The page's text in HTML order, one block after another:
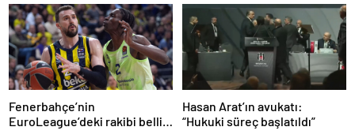
Fenerbahçe’nin
EuroLeague’deki rakibi belli
Hasan Arat’ın avukatı:
“Hukuki süreç başlatıldı”